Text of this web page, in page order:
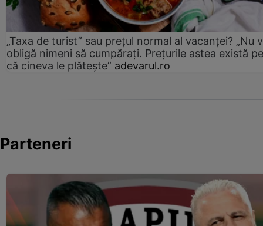
„Taxa de turist” sau prețul normal al vacanței? „Nu
obligă nimeni să cumpărați. Prețurile astea există
că cineva le plătește” adevarul.ro
Parteneri